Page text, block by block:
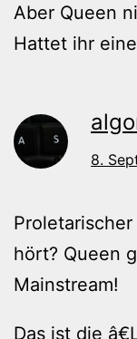
Aber Queen
Hattet ihr
8.
Proletarischer
hört? Queen
Mainstream!
Das ist die